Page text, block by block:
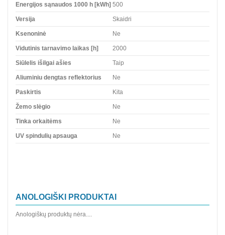
Energijos sąnaudos 1000 h [kWh] 500
Versija Skaidri
Ksenoninė Ne
Vidutinis tarnavimo laikas [h] 2000
Siūlelis išilgai ašies Taip
Aliuminiu dengtas reflektorius Ne
Paskirtis Kita
Žemo slėgio Ne
Tinka orkaitėms Ne
UV spindulių apsauga Ne
ANOLOGIŠKI PRODUKTAI
Anologiškų produktų nėra....